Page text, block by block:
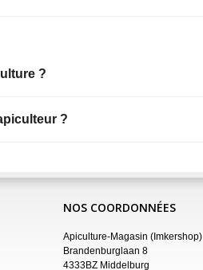
?
?
NOS COORDONNÉES
Apiculture-Magasin (Imkershop)
Brandenburglaan 8
4333BZ Middelburg